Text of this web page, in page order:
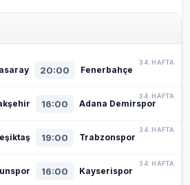
20:00 Fenerbahçe
34. HAFTA
16:00 Adana Demirspor
34. HAFTA
19:00 Trabzonspor
34. HAFTA
16:00 Kayserispor
34. HAFTA